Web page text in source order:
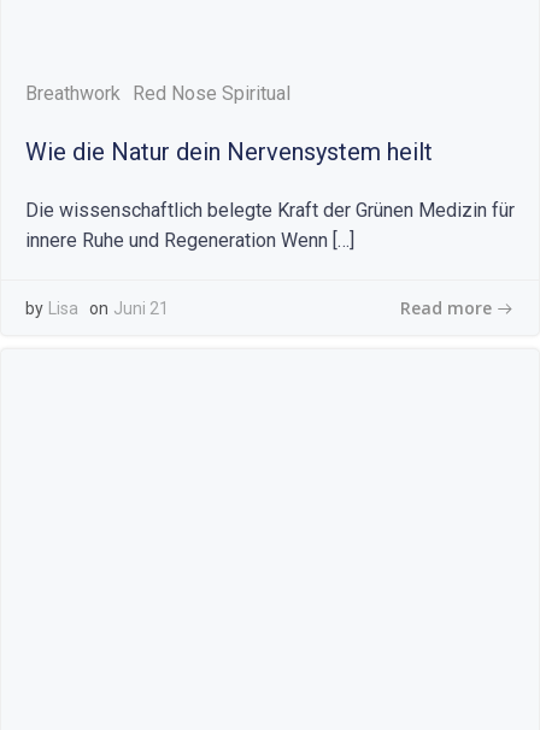
Breathwork Red Nose Spiritual
Wie die Natur dein Nervensystem heilt
Die wissenschaftlich belegte Kraft der Grünen Medizin für
innere Ruhe und Regeneration Wenn […]
by Lisa on Juni 21 Read more